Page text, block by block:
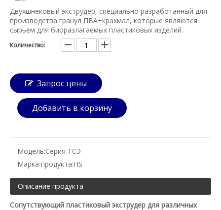
Двухшнековый экструдер, специально разработанный для
производства гранул ПВА+крахмал, которые являются
сырьем для биоразлагаемых пластиковых изделий.
Количество:
Запрос цены
Добавить в корзину
Модель:Серия ТСЭ
Марка продукта:HS
Описание продукта
Сопутствующий пластиковый экструдер для различных